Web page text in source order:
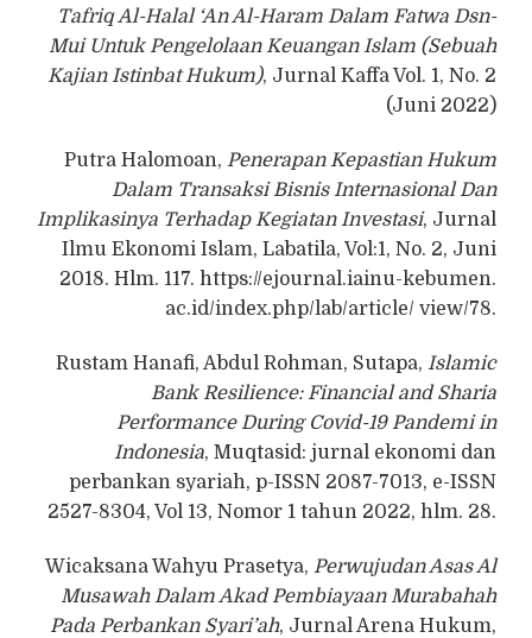
Tafriq Al-Halal ‘An Al-Haram Dalam Fatwa Dsn-
Mui Untuk Pengelolaan Keuangan Islam (Sebuah
Kajian Istinbat Hukum), Jurnal Kaffa Vol. 1, No. 2
(Juni 2022)
Putra Halomoan, Penerapan Kepastian Hukum
Dalam Transaksi Bisnis Internasional Dan
Implikasinya Terhadap Kegiatan Investasi, Jurnal
Ilmu Ekonomi Islam, Labatila, Vol:1, No. 2, Juni
2018. Hlm. 117. https://ejournal.iainu-kebumen.
ac.id/index.php/lab/article/ view/78.
Rustam Hanafi, Abdul Rohman, Sutapa, Islamic
Bank Resilience: Financial and Sharia
Performance During Covid-19 Pandemi in
Indonesia, Muqtasid: jurnal ekonomi dan
perbankan syariah, p-ISSN 2087-7013, e-ISSN
2527-8304, Vol 13, Nomor 1 tahun 2022, hlm. 28.
Wicaksana Wahyu Prasetya, Perwujudan Asas Al
Musawah Dalam Akad Pembiayaan Murabahah
Pada Perbankan Syari’ah, Jurnal Arena Hukum,